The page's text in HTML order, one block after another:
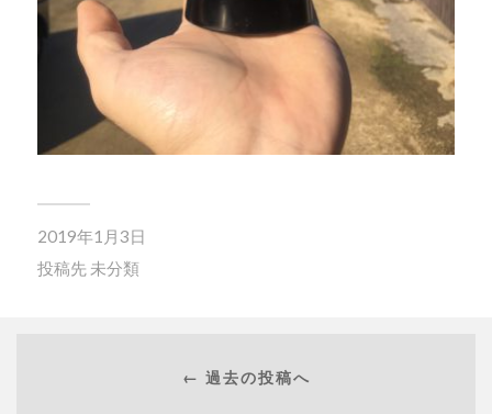
2019年1月3日
投稿先 未分類
← 過去の投稿へ